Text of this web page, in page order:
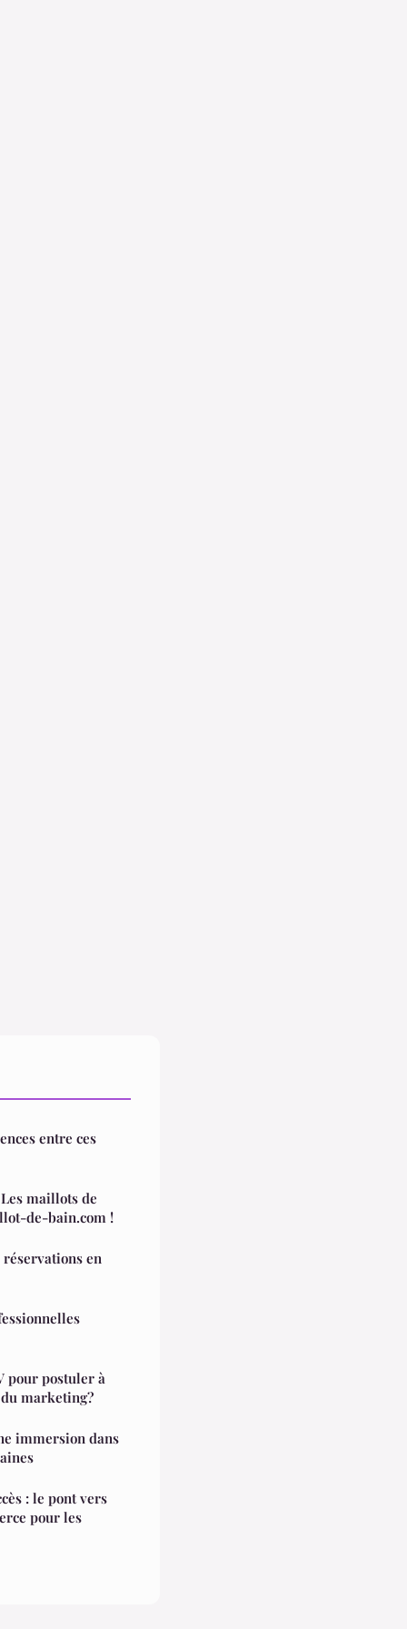
entre ces
maillots de
de-bain.com !
en
pour postuler à
marketing?
immersion dans
: le pont vers
pour les